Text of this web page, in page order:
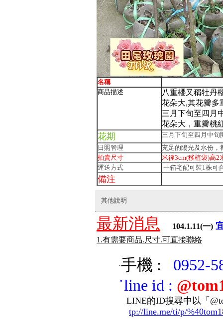
名稱
商品描述
八重櫻又稱牡丹
花朵大,其花瓣多
三月下旬至四月
花朵大，重瓣桃
花期
三月下旬至四月中旬
日照管理
充足的陽光及水份，
拍賣尺寸
米徑3cm(移植袋)高2
運送方式
一箱宅配可裝1株可
備注
其他說明
最新消息 104.1.11(一)
1.有需要商品.尺寸.可直接聯絡
˙手機 :
0952-
˙line id :
LINE的ID搜尋中以「
tp://line.me/ti/p/